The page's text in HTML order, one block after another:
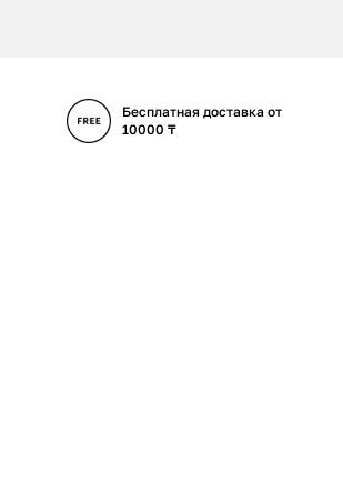
Бесплатная доставка от
10000 ₸